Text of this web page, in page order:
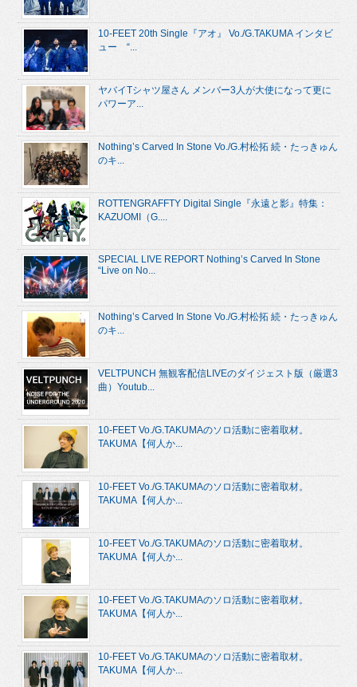
10-FEET 20th Single『アオ』 Vo./G.TAKUMA インタビ
ュー “...
ヤバイTシャツ屋さん メンバー3人が大使になって更に
パワーア...
Nothing’s Carved In Stone Vo./G.村松拓 続・たっきゅん
のキ...
ROTTENGRAFFTY Digital Single『永遠と影』特集：
KAZUOMI（G....
SPECIAL LIVE REPORT Nothing’s Carved In Stone
“Live on No...
Nothing’s Carved In Stone Vo./G.村松拓 続・たっきゅん
のキ...
VELTPUNCH 無観客配信LIVEのダイジェスト版（厳選3
曲）Youtub...
10-FEET Vo./G.TAKUMAのソロ活動に密着取材。
TAKUMA【何人か...
10-FEET Vo./G.TAKUMAのソロ活動に密着取材。
TAKUMA【何人か...
10-FEET Vo./G.TAKUMAのソロ活動に密着取材。
TAKUMA【何人か...
10-FEET Vo./G.TAKUMAのソロ活動に密着取材。
TAKUMA【何人か...
10-FEET Vo./G.TAKUMAのソロ活動に密着取材。
TAKUMA【何人か...